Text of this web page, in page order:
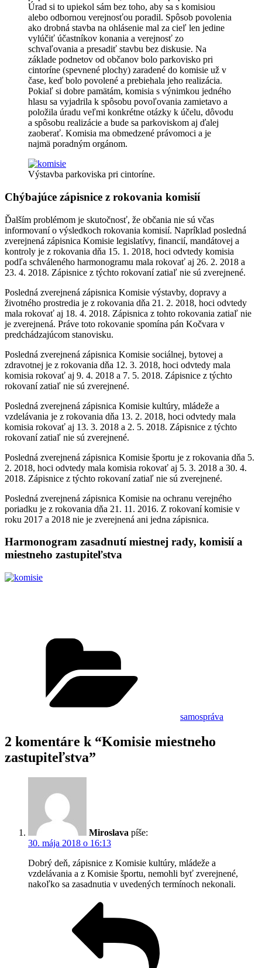
Úrad si to upiekol sám bez toho, aby sa s komisiou
alebo odbornou verejnosťou poradil. Spôsob povolenia
ako drobná stavba na ohlásenie mal za cieľ len jedine
vylúčiť účastníkov konania a verejnosť zo
schvaľovania a presadiť stavbu bez diskusie. Na
základe podnetov od občanov bolo parkovisko pri
cintoríne (spevnené plochy) zaradené do komisie už v
čase, keď bolo povolené a prebiehala jeho realizácia.
Pokiaľ si dobre pamätám, komisia s výnimkou jedného
hlasu sa vyjadrila k spôsobu povoľovania zamietavo a
položila úradu veľmi konkrétne otázky k účelu, dôvodu
a spôsobu realizácie a bude sa parkoviskom aj ďalej
zaoberať. Komisia ma obmedzené právomoci a je
najmä poradným orgánom.
Výstavba parkoviska pri cintoríne.
Chýbajúce zápisnice z rokovania komisií
Ďalším problémom je skutočnosť, že občania nie sú včas
informovaní o výsledkoch rokovania komisií. Napríklad posledná
zverejnená zápisnica Komisie legislatívy, financií, mandátovej a
kontroly je z rokovania dňa 15. 1. 2018, hoci odvtedy komisia
podľa schváleného harmonogramu mala rokovať aj 26. 2. 2018 a
23. 4. 2018. Zápisnice z týchto rokovaní zatiaľ nie sú zverejnené.
Posledná zverejnená zápisnica Komisie výstavby, dopravy a
životného prostredia je z rokovania dňa 21. 2. 2018, hoci odvtedy
mala rokovať aj 18. 4. 2018. Zápisnica z tohto rokovania zatiaľ nie
je zverejnená. Práve toto rokovanie spomína pán Kočvara v
predchádzajúcom stanovisku.
Posledná zverejnená zápisnica Komisie sociálnej, bytovej a
zdravotnej je z rokovania dňa 12. 3. 2018, hoci odvtedy mala
komisia rokovať aj 9. 4. 2018 a 7. 5. 2018. Zápisnice z týchto
rokovaní zatiaľ nie sú zverejnené.
Posledná zverejnená zápisnica Komisie kultúry, mládeže a
vzdelávania je z rokovania dňa 13. 2. 2018, hoci odvtedy mala
komisia rokovať aj 13. 3. 2018 a 2. 5. 2018. Zápisnice z týchto
rokovaní zatiaľ nie sú zverejnené.
Posledná zverejnená zápisnica Komisie športu je z rokovania dňa 5.
2. 2018, hoci odvtedy mala komisia rokovať aj 5. 3. 2018 a 30. 4.
2018. Zápisnice z týchto rokovaní zatiaľ nie sú zverejnené.
Posledná zverejnená zápisnica Komisie na ochranu verejného
poriadku je z rokovania dňa 21. 11. 2016. Z rokovaní komisie v
roku 2017 a 2018 nie je zverejnená ani jedna zápisnica.
Harmonogram zasadnutí miestnej rady, komisií a
miestneho zastupiteľstva
samospráva
2 komentáre k “Komisie miestneho
zastupiteľstva”
Miroslava píše:
30. mája 2018 o 16:13
Dobrý deň, zápisnice z Komisie kultúry, mládeže a
vzdelávania a z Komisie športu, nemohli byť zverejnené,
nakoľko sa zasadnutia v uvedených termínoch nekonali.